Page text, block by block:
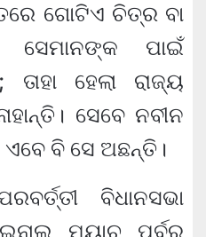
ଗୋଟିଏ ଚିତ୍ର ବା
ପାଇଁ
ହେଲା ରାଜ୍ୟ
ସେବେ ନବୀନ
ବି ସେ ଅଛନ୍ତି।
ବିଧାନସଭା
ମ୍ୟାଚ୍ ପୂର୍ବରୁ